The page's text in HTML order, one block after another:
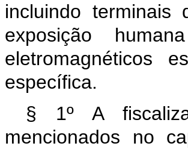
incluindo
exposição
eletromagnéticos
específica.
§ 1º A
mencionados no